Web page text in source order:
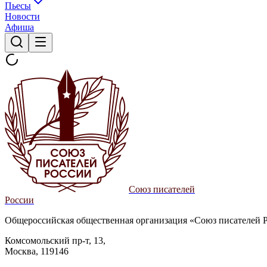
Пьесы
Новости
Афиша
Союз писателей
России
Общероссийская общественная организация «Союз писателей
Комсомольский пр-т, 13,
Москва, 119146